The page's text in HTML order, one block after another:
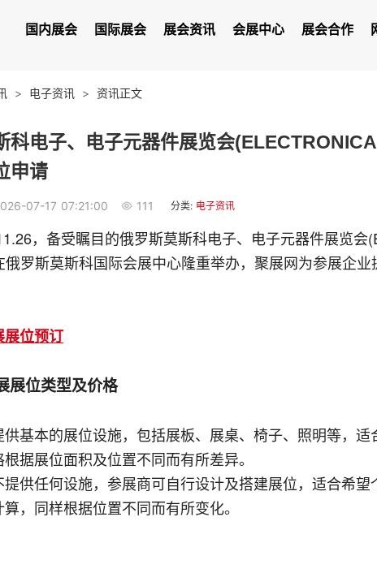
国内展会 国际展会 展会资讯 会展中心 展会合作
> 电子资讯 > 资讯正文
科电子、电子元器件展览会
申请
07-17 07:21:00 111 分类: 电子资讯
，备受瞩目的俄罗斯莫斯科电子、电子元器件展览会
俄罗斯莫斯科国际会展中心隆重举办，聚展网为参展企
展位预订
展位类型及价格
基本的展位设施，包括展板、展桌、椅子、照明等，适
据展位面积及位置不同而有所差异。
供任何设施，参展商可自行设计及搭建展位，适合希
，同样根据位置不同而有所变化。